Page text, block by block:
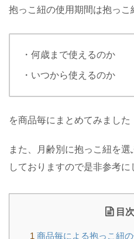
抱っこ紐の使用期間は抱っこ
・何歳まで使えるのか
・いつから使えるのか
を商品毎にまとめてみました
また、月齢別に抱っこ紐を
しておりますので是非参考
目次
1 商品毎による抱っこ紐